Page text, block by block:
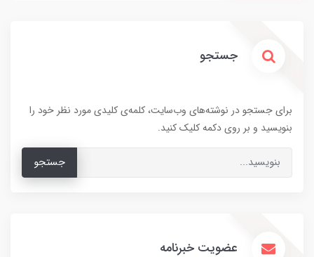
جستجو
برای جستجو در نوشته‌های وب‌سایت، کلمه‌ی کلیدی مورد نظر خود را
بنویسید و بر روی دکمه کلیک کنید.
جستجو
عضویت خبرنامه